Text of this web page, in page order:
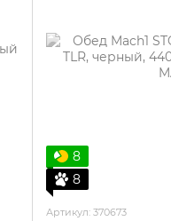
8
8
Артикул: 370673